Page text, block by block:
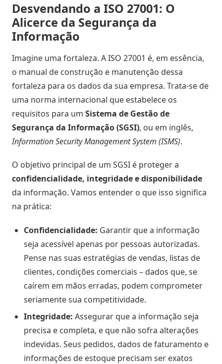
de
Relacionamento
de
Leads
Atividades
e
Negociações
Automática
Prospecção
de
Leads
Gestão
Visitas
Inteligência
de
Negócio
Relatórios
de
Desempenho
Desvendando a ISO 27001: O
Alicerce da Segurança da
Informação
Imagine uma fortaleza. A ISO 27001 é, em essência,
o manual de construção e manutenção dessa
fortaleza para os dados da sua empresa. Trata-se de
uma norma internacional que estabelece os
requisitos para um Sistema de Gestão de
Segurança da Informação (SGSI), ou em inglês,
Information Security Management System (ISMS).
O objetivo principal de um SGSI é proteger a
confidencialidade, integridade e disponibilidade
da informação. Vamos entender o que isso significa
na prática:
Confidencialidade: Garantir que a informação
seja acessível apenas por pessoas autorizadas.
Pense nas suas estratégias de vendas, listas de
clientes, condições comerciais – dados que, se
caírem em mãos erradas, podem comprometer
seriamente sua competitividade.
Integridade: Assegurar que a informação seja
precisa e completa, e que não sofra alterações
indevidas. Seus pedidos, dados de faturamento e
informações de estoque precisam ser exatos